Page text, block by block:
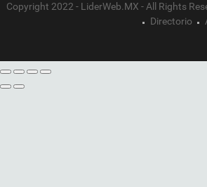
Copyright 2022 - LiderWeb.MX - All Rights
Directorio